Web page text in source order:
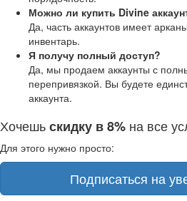
Можно ли купить Divine
Да, часть аккаунтов имеет
инвентарь.
Я получу полный доступ?
Да, мы продаем аккаунты с
перепривязкой. Вы будете
аккаунта.
Хочешьскидку в 8% на все
Для этого нужно просто:
Подписаться на